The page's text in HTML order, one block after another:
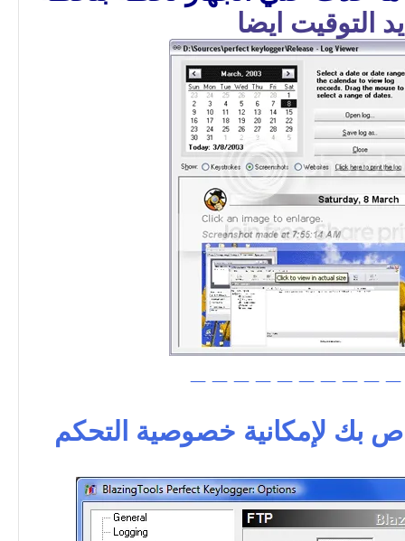
التوقيت ايضا
بك لإمكانية خصوصية التحكم